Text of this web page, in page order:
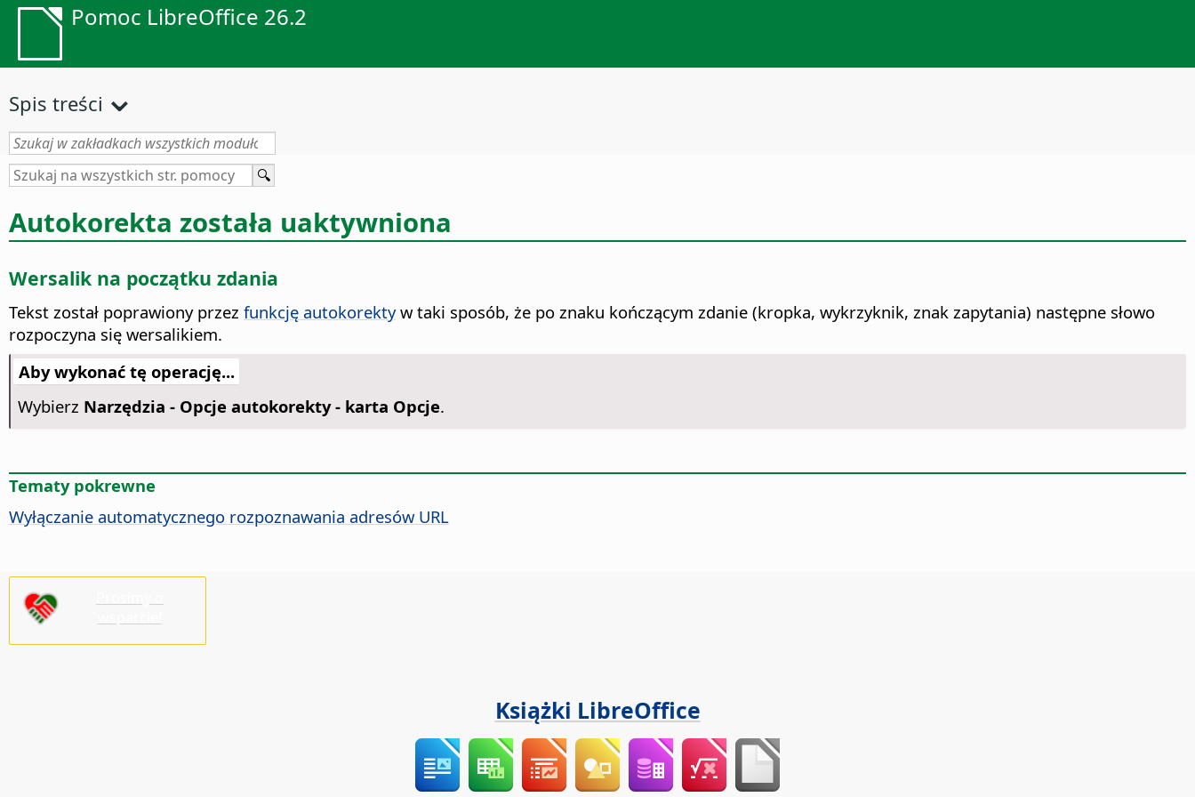
Pomoc LibreOffice 26.2
Spis treści
Autokorekta została uaktywniona
Wersalik na początku zdania
Tekst został poprawiony przez funkcję autokorektyw taki sposób, że po znaku kończącym zdanie (kropka, wykrzyknik, znak zapytania) następne słowo
rozpoczyna się wersalikiem.
Aby wykonać tę operację...
Wybierz Narzędzia - Opcje autokorekty - karta Opcje.
Tematy pokrewne
Wyłączanie automatycznego rozpoznawania adresów URL
Książki LibreOffice